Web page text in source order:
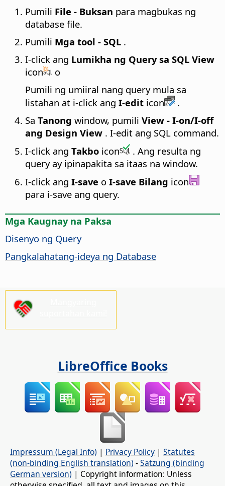
Pumili File - Buksan para magbukas ng
database file.
Pumili Mga tool - SQL .
I-click ang Lumikha ng Query sa SQL View
icon
o
Pumili ng umiiral nang query mula sa
listahan at i-click ang I-edit icon
.
Sa Tanong window, pumili View - I-on/I-off
ang Design View . I-edit ang SQL command.
I-click ang Takbo icon
. Ang resulta ng
query ay ipinapakita sa itaas na window.
I-click ang I-save o I-save Bilang icon
para i-save ang query.
Mga Kaugnay na Paksa
Disenyo ng Query
Pangkalahatang-ideya ng Database
LibreOffice Books
Impressum (Legal Info) | Privacy Policy | Statutes
(non-binding English translation) -Satzung (binding
German version) | Copyright information: Unless